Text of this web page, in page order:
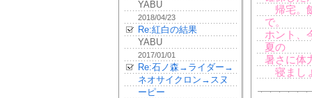
YABU
2018/04/23
Re:紅白の結果
YABU
2017/01/01
Re:石ノ森→ライダー→
ネオサイクロン→スヌ
ーピー
帰宅。
で。
ホント、
夏の
暑さに体
寝まし